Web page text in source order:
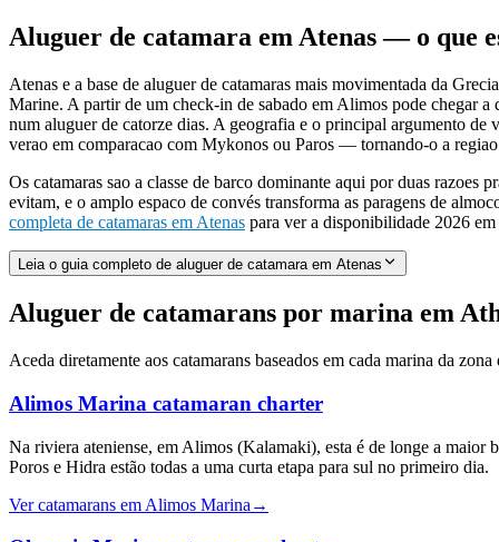
Aluguer de catamara em Atenas — o que
Atenas e a base de aluguer de catamaras mais movimentada da
Marine. A partir de um check-in de sabado em Alimos pode chegar
num aluguer de catorze dias. A geografia e o principal argumento
verao em comparacao com Mykonos ou Paros — tornando-o a
Os catamaras sao a classe de barco dominante aqui por duas
evitam, e o amplo espaco de convés transforma as paragens de
completa de catamaras em Atenas para ver a disponibilidade 2026
Leia o guia completo de aluguer de catamara em Atenas
Aluguer de catamarans por marina em
Aceda diretamente aos catamarans baseados em cada marina da
Alimos Marina catamaran charter
Na riviera ateniense, em Alimos (Kalamaki), esta é de longe a maior
Poros e Hidra estão todas a uma curta etapa para sul no primeiro dia.
Ver catamarans em Alimos Marina →